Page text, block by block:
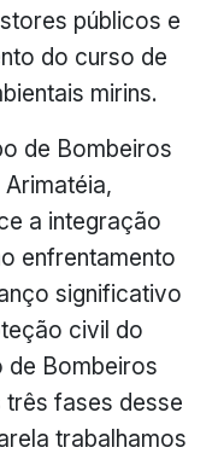
públicos e
do curso de
mirins.
de Bombeiros
a integração
enfrentamento
significativo
civil do
de Bombeiros
fases desse
trabalhamos